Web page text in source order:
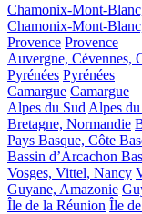
Chamonix-Mont-
Chamonix-Mont-
Provence Provence
Auvergne, Cévennes,
Pyrénées Pyrénées
Camargue Camargue
Alpes du Sud Alpes
Bretagne, Normandie
Pays Basque, Côte
Bassin d’Arcachon
Vosges, Vittel, Nancy
Guyane, Amazonie
Île de la Réunion Île